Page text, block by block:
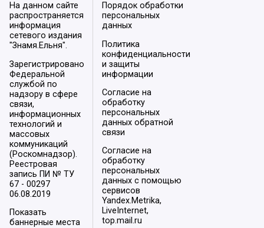
На данном сайте
распространяется
информация
сетевого издания
"Знамя.Ельня".
Зарегистрировано
Федеральной
службой по
надзору в сфере
связи,
информационных
технологий и
массовых
коммуникаций
(Роскомнадзор).
Реестровая
запись ПИ № ТУ
67 - 00297
06.08.2019
Показать
баннерные места
Порядок обработки
персональных
данных
Политика
конфиденциальности
и защиты
информации
Согласие на
обработку
персональных
данных обратной
связи
Согласие на
обработку
персональных
данных с помощью
сервисов
Yandex.Metrika,
LiveInternet,
top.mail.ru